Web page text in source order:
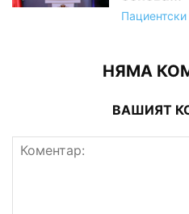
Пациентски
НЯМА
ВАШИЯТ